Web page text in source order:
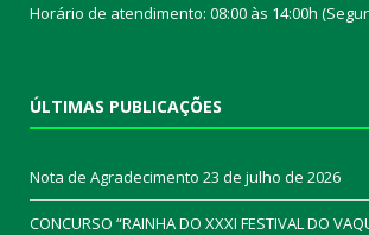
Horário de atendimento: 08:00 às 14:00h
ÚLTIMAS PUBLICAÇÕES
Nota de Agradecimento 23 de julho de 2026
CONCURSO “RAINHA DO XXXI FESTIVAL DO